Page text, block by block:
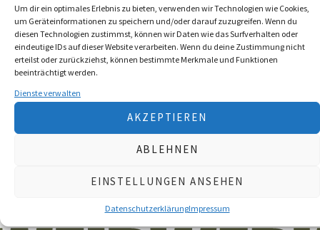
Um dir ein optimales Erlebnis zu bieten, verwenden wir Technologien wie Cookies,
um Geräteinformationen zu speichern und/oder darauf zuzugreifen. Wenn du
diesen Technologien zustimmst, können wir Daten wie das Surfverhalten oder
eindeutige IDs auf dieser Website verarbeiten. Wenn du deine Zustimmung nicht
erteilst oder zurückziehst, können bestimmte Merkmale und Funktionen
beeinträchtigt werden.
Dienste verwalten
AKZEPTIEREN
ABLEHNEN
EINSTELLUNGEN ANSEHEN
DatenschutzerklärungImpressum
Nach Preis filtern
Aktive Filter